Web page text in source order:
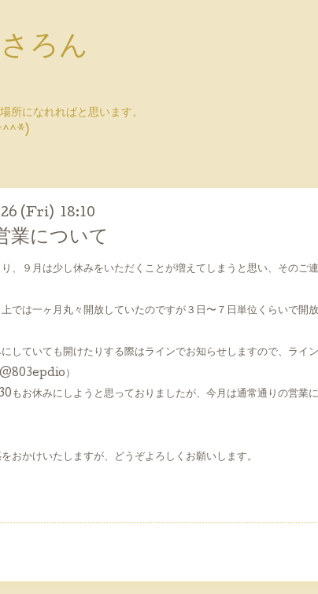
ろん
所になれればと思います。
(Fri) 18:10
業について
、９月は少し休みをいただくことが増えてしまうと思い、そのご連
では一ヶ月丸々開放していたのですが３日〜７日単位くらいで開
していても開けたりする際はラインでお知らせしますので、ライ
）
もお休みにしようと思っておりましたが、今月は通常通りの営業に
おかけいたしますが、どうぞよろしくお願いします。